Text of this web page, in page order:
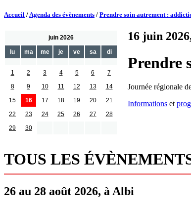
Accueil /Agenda des évènements / Prendre soin autrement :
juin 2026
lu ma me je ve sa di
1 2 3 4 5 6
7
8
9 10 11 12 13
14
15
16 17 18 19 20
21
22
23 24 25 26 27
28
29
30
16 juin
Prendre
Journée régionale
Informations et
TOUS LES
26 au 28 août 2026, à Albi